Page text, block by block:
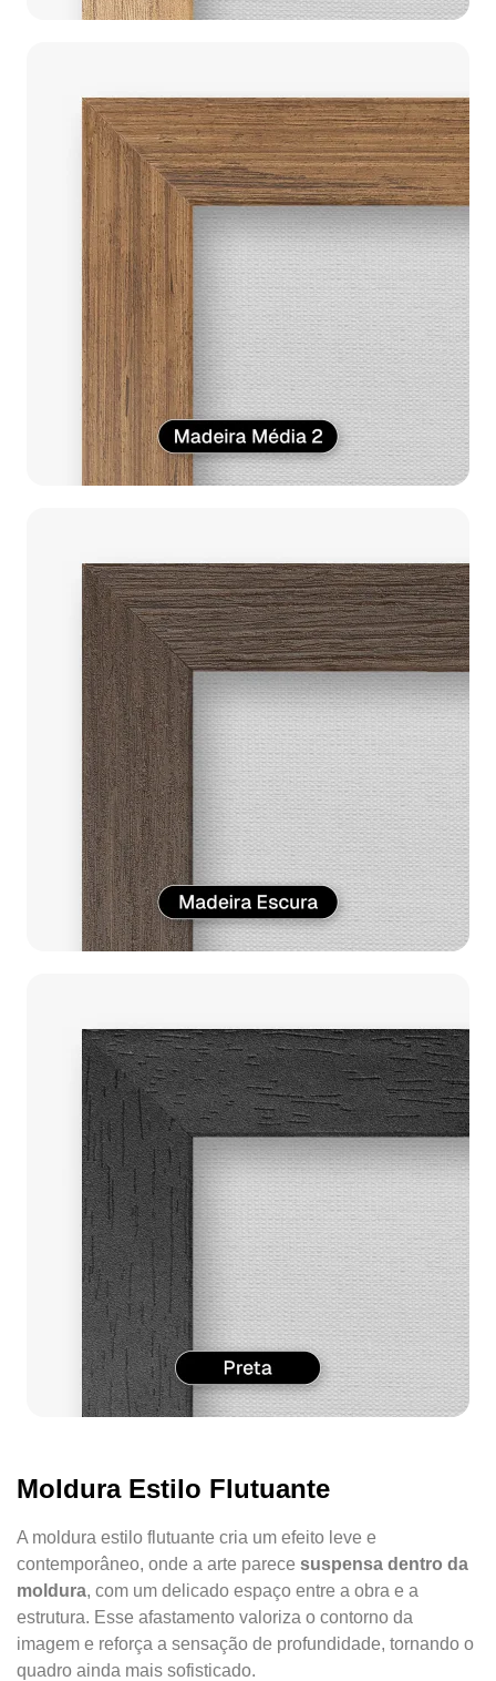
Moldura Estilo Flutuante
A moldura estilo flutuante cria um efeito leve e
contemporâneo, onde a arte parece suspensa dentro da
moldura, com um delicado espaço entre a obra e a
estrutura. Esse afastamento valoriza o contorno da
imagem e reforça a sensação de profundidade, tornando o
quadro ainda mais sofisticado.